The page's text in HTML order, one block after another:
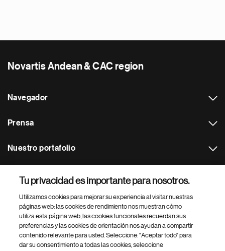
Novartis Andean & CAC region
Navegador
Prensa
Nuestro portafolio
Footer Site Search
Tu privacidad es importante para nosotros.
Utilizamos cookies para mejorar su experiencia al visitar nuestras
páginas web: las cookies de rendimiento nos muestran cómo
utiliza esta página web, las cookies funcionales recuerdan sus
preferencias y las cookies de orientación nos ayudan a compartir
contenido relevante para usted. Seleccione: "Aceptar todo" para
dar su consentimiento a todas las cookies, seleccione